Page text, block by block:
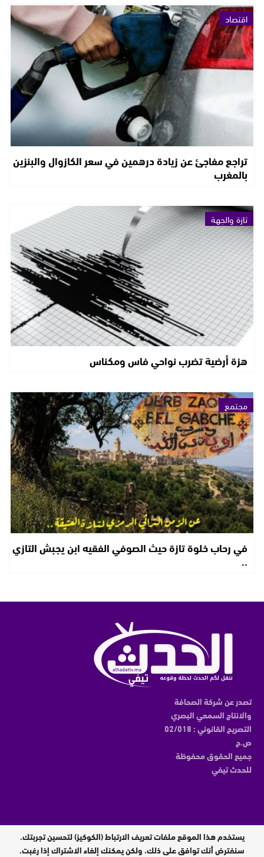
اقتصاد
تراجع مفاجئ عن زيادة درهمين في سعر الكازوال والبنزين
بالمغرب
تازة والجهة
هزة أرضية تضرب نواحي فاس ومكناس
مجتمع
في رحاب خلوة تازة حيث الصوفي الفقيه ابن يجبش التازي
..
تصدر عن شركة الصحافة
والانتاج السمعي البصري
التصريح القانوني : 02/018
ص.ح
جميع الحقوق محفوظة
للحدث تيفي
مدير النشر : عبدالقادر الوالي
يستخدم هذا الموقع ملفات تعريف الارتباط (الكوكيز) لتحسين تجربتك.
سنفترض أنك توافق على ذلك، ولكن يمكنك إلغاء الاشتراك إذا رغبت.